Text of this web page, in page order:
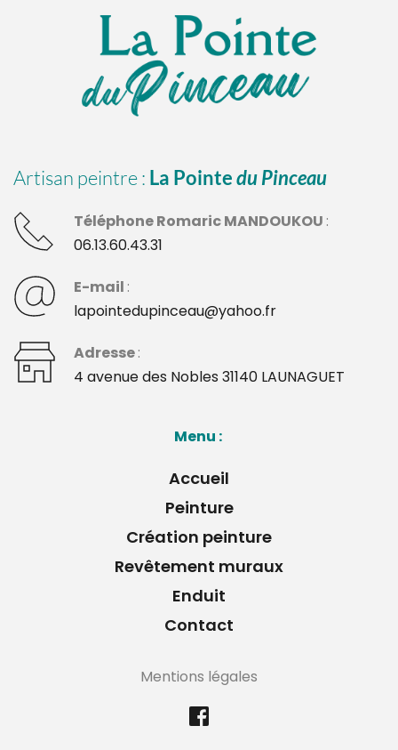
Menu :
Accueil
Peinture
Création peinture
Revêtement muraux
Enduit
Contact
Artisan peintre : La Pointe du Pinceau
Téléphone Romaric MANDOUKOU :
06.13.60.43.31
E-mail :
lapointedupinceau@yahoo.fr
Adresse :
﻿4 avenue des Nobles 31140 LAUNAGUET
Mentions légales